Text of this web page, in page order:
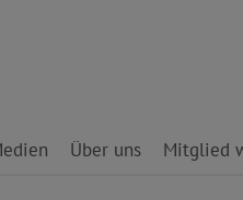
Über uns Mitglied